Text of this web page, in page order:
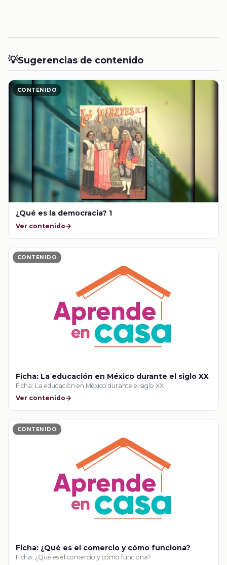
💡Sugerencias de contenido
CONTENIDO
¿Qué es la democracia? 1
Ver contenido
CONTENIDO
Ficha: La educación en México durante el siglo XX
Ficha: La educación en México durante el siglo XX
Ver contenido
CONTENIDO
Ficha: ¿Qué es el comercio y cómo funciona?
Ficha: ¿Qué es el comercio y cómo funciona?